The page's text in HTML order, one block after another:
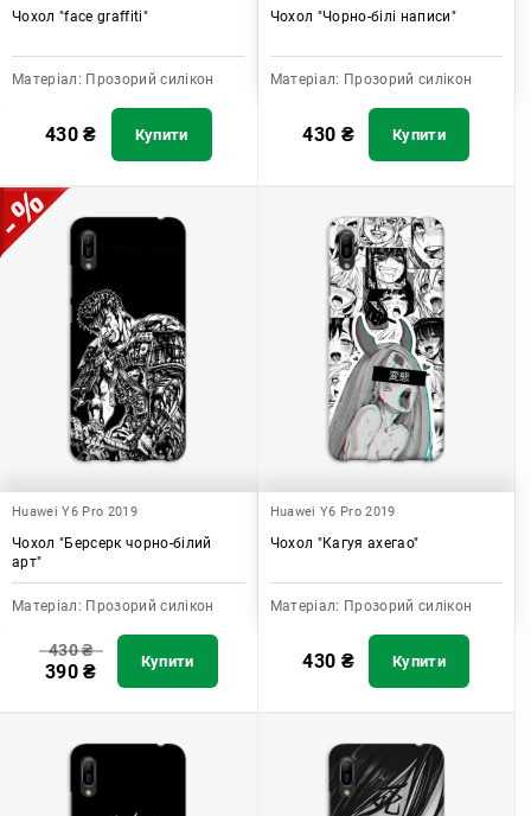
Чохол "face graffiti"
Матеріал: Прозорий силікон
430₴ Купити
Чохол "Чорно-білі написи"
Матеріал: Прозорий силікон
430 ₴ Купити
Huawei Y6 Pro 2019
Чохол "Берсерк чорно-білий
арт"
Матеріал: Прозорий силікон
430₴
390₴ Купити
Huawei Y6 Pro 2019
Чохол "Кагуя ахегао"
Матеріал: Прозорий силікон
430 ₴ Купити